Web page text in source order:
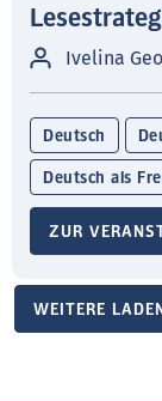
Ivelina
Deutsch
Deutsch als
ZUR
WEITERE LADEN